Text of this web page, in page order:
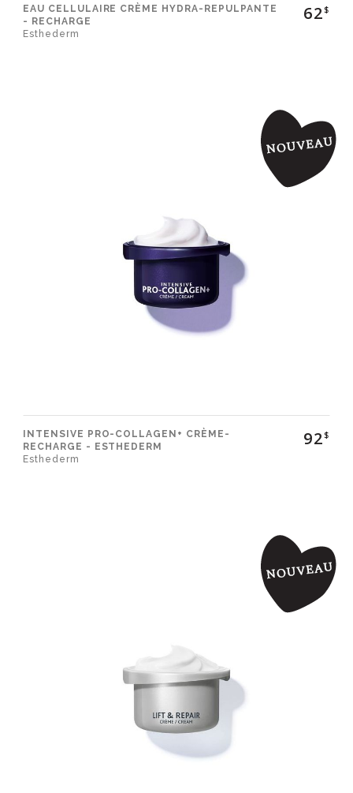
EAU CELLULAIRE CRÈME HYDRA-REPULPANTE
- RECHARGE
Esthederm
62$
INTENSIVE PRO-COLLAGEN+ CRÈME-
RECHARGE - ESTHEDERM
Esthederm
92$